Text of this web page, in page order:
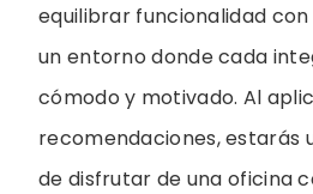
equilibrar funcionalidad
un entorno donde cada
cómodo y motivado. Al
recomendaciones, estarás
de disfrutar de una oficina